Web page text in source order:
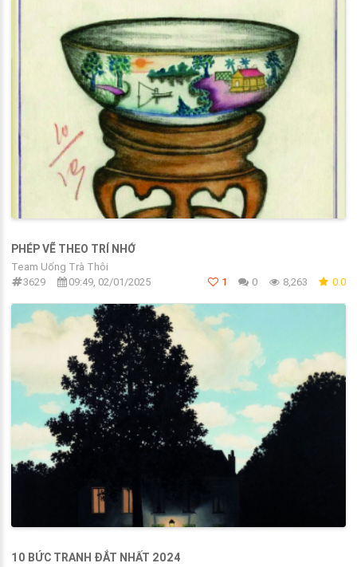
PHÉP VẼ THEO TRÍ NHỚ
Team Uống Trà Thôi
3629
09:49, 02/01/2025 1 0 8,263 0.0
10 BỨC TRANH ĐẮT NHẤT 2024